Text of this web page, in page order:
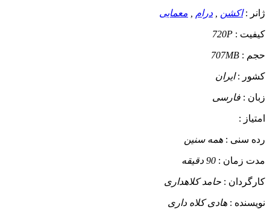
ژانر :اکشن , درام , معمایی
کیفیت : 720P
حجم : 707MB
کشور :ایران
زبان : فارسی
امتیاز :
رده سنی : همه سنین
مدت زمان : 90 دقیقه
کارگردان : حامد کلاهداری
نویسنده : هادی کلاه داری